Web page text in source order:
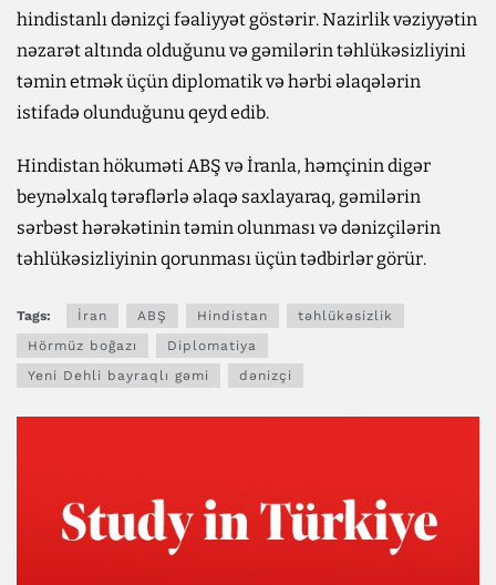
hindistanlı dənizçi fəaliyyət göstərir. Nazirlik vəziyyətin
nəzarət altında olduğunu və gəmilərin təhlükəsizliyini
təmin etmək üçün diplomatik və hərbi əlaqələrin
istifadə olunduğunu qeyd edib.
Hindistan hökuməti ABŞ və İranla, həmçinin digər
beynəlxalq tərəflərlə əlaqə saxlayaraq, gəmilərin
sərbəst hərəkətinin təmin olunması və dənizçilərin
təhlükəsizliyinin qorunması üçün tədbirlər görür.
Tags: İran ABŞ Hindistan
təhlükəsizlik
Hörmüz boğazı
Diplomatiya
Yeni Dehli bayraqlı gəmi
dənizçi